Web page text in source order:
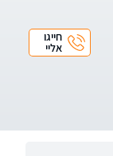
חייגו
אליי